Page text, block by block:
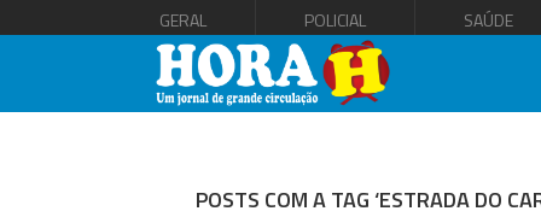
GERAL POLICIAL SAÚDE
POSTS COM A TAG ‘ESTRADA DO